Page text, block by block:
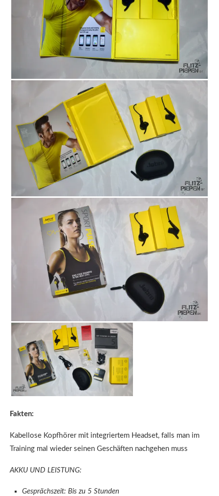
Fakten:
Kabellose Kopfhörer mit integriertem Headset, falls man im
Training mal wieder seinen Geschäften nachgehen muss
AKKU UND LEISTUNG:
Gesprächszeit: Bis zu 5 Stunden